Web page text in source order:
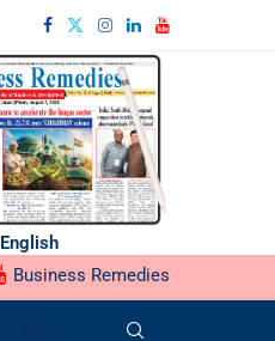
English
Business Remedies